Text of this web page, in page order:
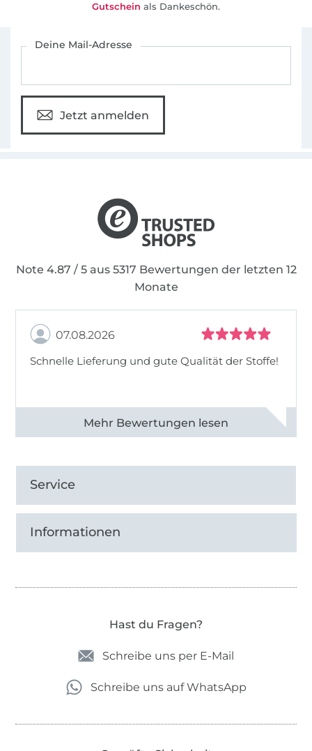
Gutschein als Dankeschön.
Deine Mail-Adresse
Jetzt anmelden
Note 4.87 / 5 aus 5317 Bewertungen der letzten 12
Monate
07.08.2026
Schnelle Lieferung und gute Qualität der Stoffe!
Alle 82990 Bewertungen ansehen
Service
Informationen
Hast du Fragen?
Schreibe uns per E-Mail
Schreibe uns auf WhatsApp